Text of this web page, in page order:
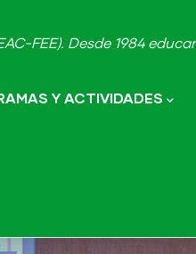
FEE). Desde 1984
Y ACTIVIDADES